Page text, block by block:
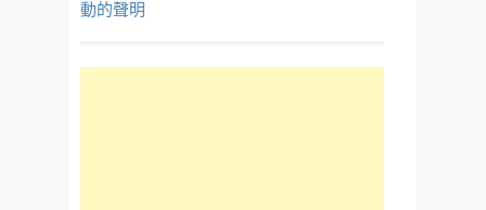
動的聲明